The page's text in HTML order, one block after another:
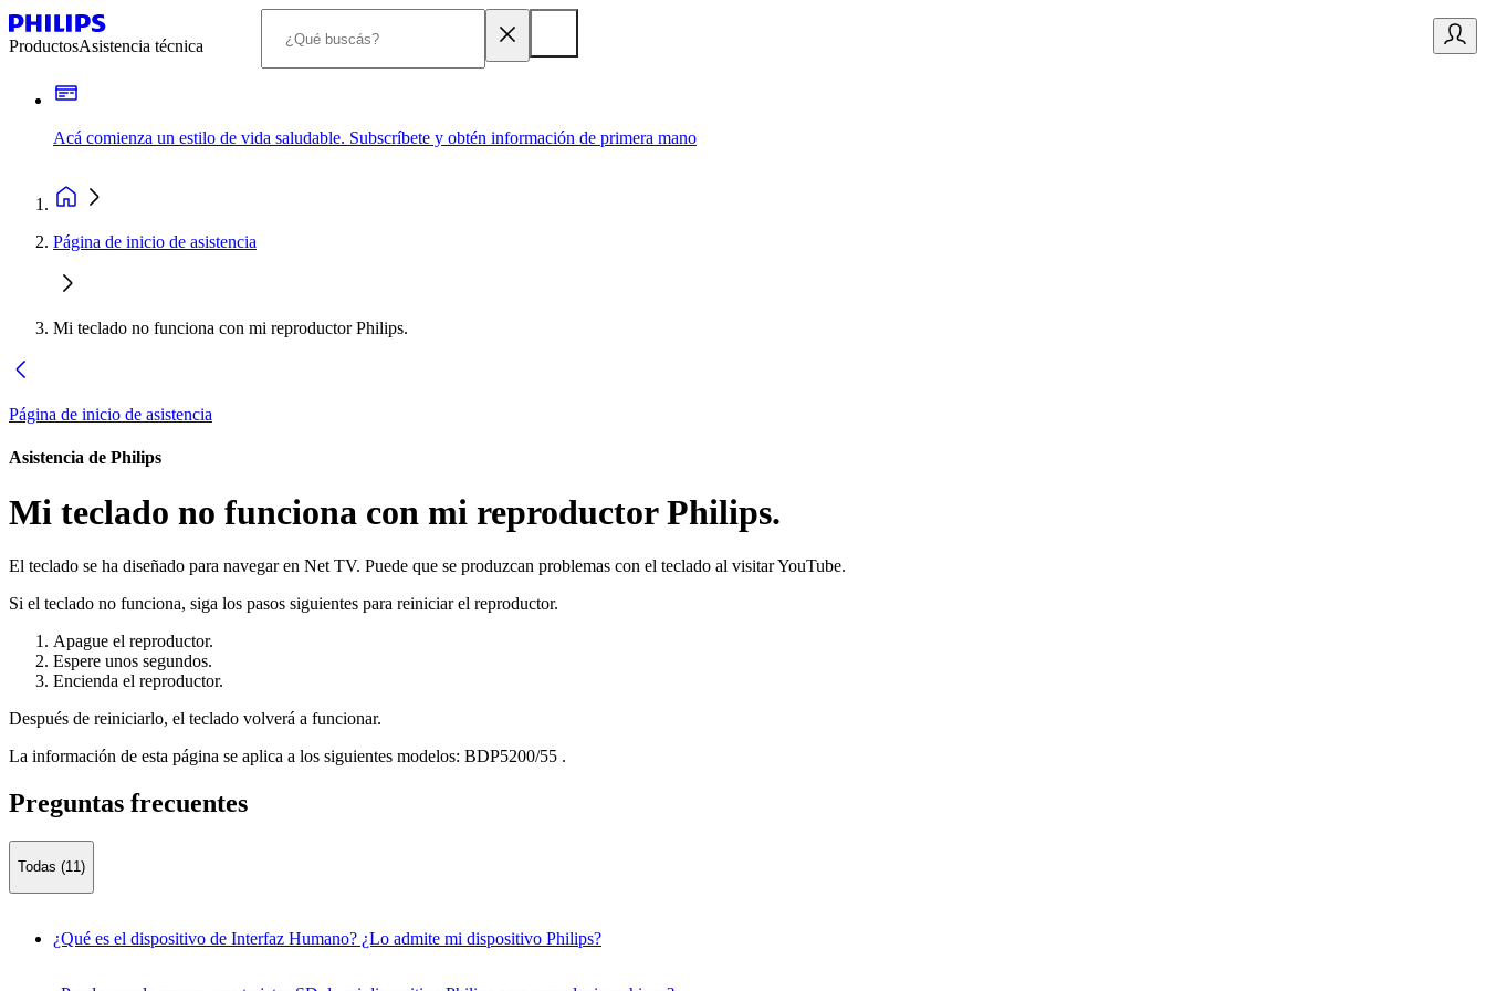
ProductosAsistencia técnica
Acá comienza un estilo de vida saludable. Subscríbete y obtén información de primera mano
Página de inicio de asistencia
Mi teclado no funciona con mi reproductor Philips.
Página de inicio de asistencia
Asistencia de Philips
Mi teclado no funciona con mi reproductor Philips.
El teclado se ha diseñado para navegar en Net TV. Puede que se produzcan problemas con el teclado al visitar YouTube.
Si el teclado no funciona, siga los pasos siguientes para reiniciar el reproductor.
Apague el reproductor.
Espere unos segundos.
Encienda el reproductor.
Después de reiniciarlo, el teclado volverá a funcionar.
La información de esta página se aplica a los siguientes modelos: BDP5200/55 .
Preguntas frecuentes
Todas (11)
¿Qué es el dispositivo de Interfaz Humano? ¿Lo admite mi dispositivo Philips?